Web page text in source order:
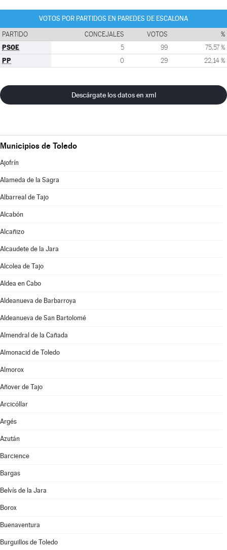
VOTOS POR PARTIDOS EN PAREDES DE ESCALONA
PARTIDO CONCEJALES VOTOS %
PSOE 5 99 75,57 %
PP 0 29 22,14 %
Descárgate los datos en xml
Municipios de Toledo
Ajofrín
Alameda de la Sagra
Albarreal de Tajo
Alcabón
Alcañizo
Alcaudete de la Jara
Alcolea de Tajo
Aldea en Cabo
Aldeanueva de Barbarroya
Aldeanueva de San Bartolomé
Almendral de la Cañada
Almonacid de Toledo
Almorox
Añover de Tajo
Arcicóllar
Argés
Azután
Barcience
Bargas
Belvís de la Jara
Borox
Buenaventura
Burguillos de Toledo